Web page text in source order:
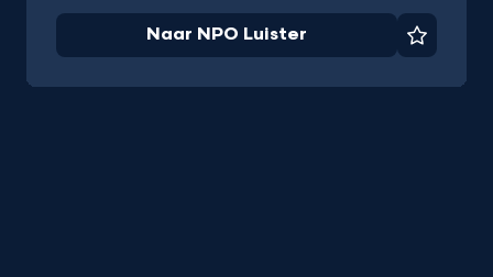
Naar NPO Luister